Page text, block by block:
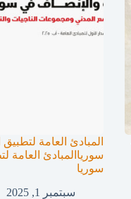
المبادئ العامة
سورياالمبادئ العامة
سوريا
سبتمبر 1, 2025